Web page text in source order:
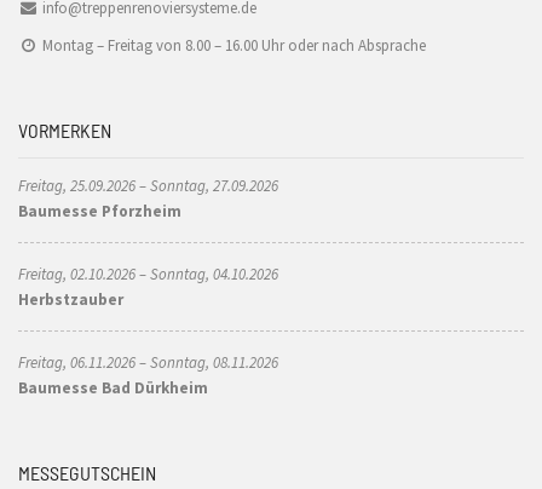
info@treppenrenoviersysteme.de
Montag – Freitag von 8.00 – 16.00 Uhr oder nach Absprache
VORMERKEN
Freitag, 25.09.2026 – Sonntag, 27.09.2026
Baumesse Pforzheim
Freitag, 02.10.2026 – Sonntag, 04.10.2026
Herbstzauber
Freitag, 06.11.2026 – Sonntag, 08.11.2026
Baumesse Bad Dürkheim
MESSEGUTSCHEIN